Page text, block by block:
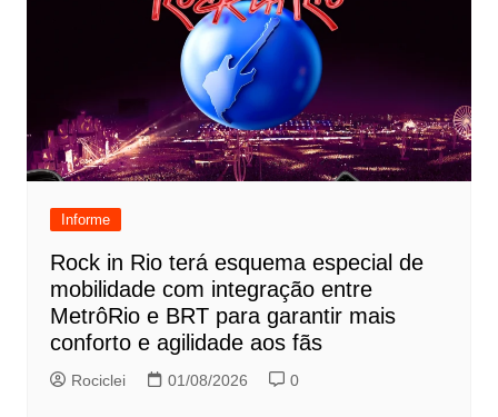
Informe
Rock in Rio terá esquema especial de
mobilidade com integração entre
MetrôRio e BRT para garantir mais
conforto e agilidade aos fãs
Rociclei 01/08/2026 0